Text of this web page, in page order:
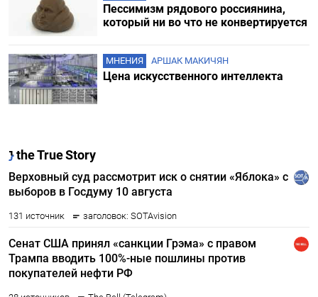
Пессимизм рядового россиянина,
который ни во что не конвертируется
МНЕНИЯ АРШАК МАКИЧЯН
Цена искусственного интеллекта